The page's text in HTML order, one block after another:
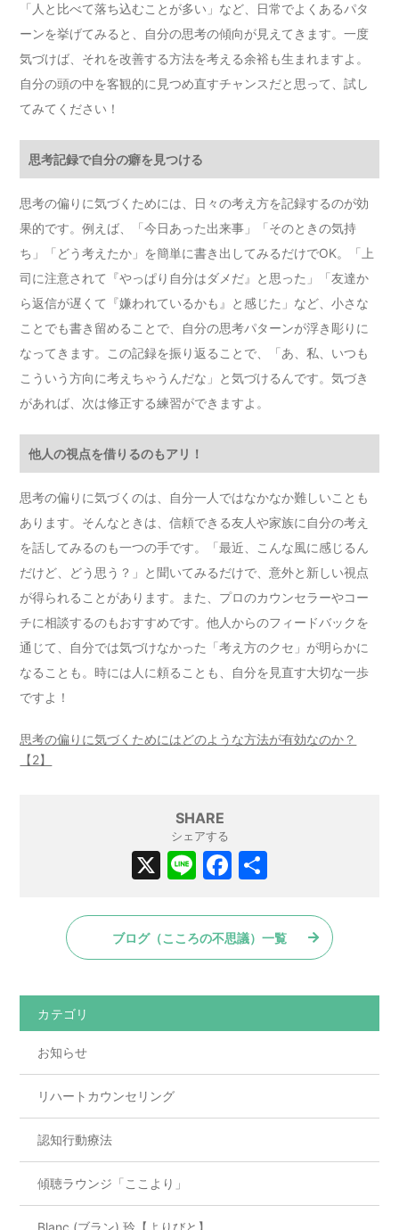
「人と比べて落ち込むことが多い」など、日常でよくあるパタ
ーンを挙げてみると、自分の思考の傾向が見えてきます。一度
気づけば、それを改善する方法を考える余裕も生まれますよ。
自分の頭の中を客観的に見つめ直すチャンスだと思って、試し
てみてください！
思考記録で自分の癖を見つける
思考の偏りに気づくためには、日々の考え方を記録するのが効
果的です。例えば、「今日あった出来事」「そのときの気持
ち」「どう考えたか」を簡単に書き出してみるだけでOK。「上
司に注意されて『やっぱり自分はダメだ』と思った」「友達か
ら返信が遅くて『嫌われているかも』と感じた」など、小さな
ことでも書き留めることで、自分の思考パターンが浮き彫りに
なってきます。この記録を振り返ることで、「あ、私、いつも
こういう方向に考えちゃうんだな」と気づけるんです。気づき
があれば、次は修正する練習ができますよ。
他人の視点を借りるのもアリ！
思考の偏りに気づくのは、自分一人ではなかなか難しいことも
あります。そんなときは、信頼できる友人や家族に自分の考え
を話してみるのも一つの手です。「最近、こんな風に感じるん
だけど、どう思う？」と聞いてみるだけで、意外と新しい視点
が得られることがあります。また、プロのカウンセラーやコー
チに相談するのもおすすめです。他人からのフィードバックを
通じて、自分では気づけなかった「考え方のクセ」が明らかに
なることも。時には人に頼ることも、自分を見直す大切な一歩
ですよ！
思考の偏りに気づくためにはどのような方法が有効なのか？
【2】
SHARE
シェアする
X Li
e
F
c
e
o
k
ブログ（こころの不思議）一覧
カテゴリ
お知らせ
リハートカウンセリング
認知行動療法
傾聴ラウンジ「ここより」